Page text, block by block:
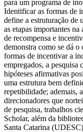
para um programa de
Identificar as formas de
define a estruturação de
as etapas importantes
de recompensa e
demonstra como se dá o
formas de incentivar a
empregados, a pesquisa
hipóteses afirmativas
uma estrutura bem
repetibilidade; ademais,
direcionadores que
de pesquisa, trabalhos
Scholar, além da
Santa Catarina